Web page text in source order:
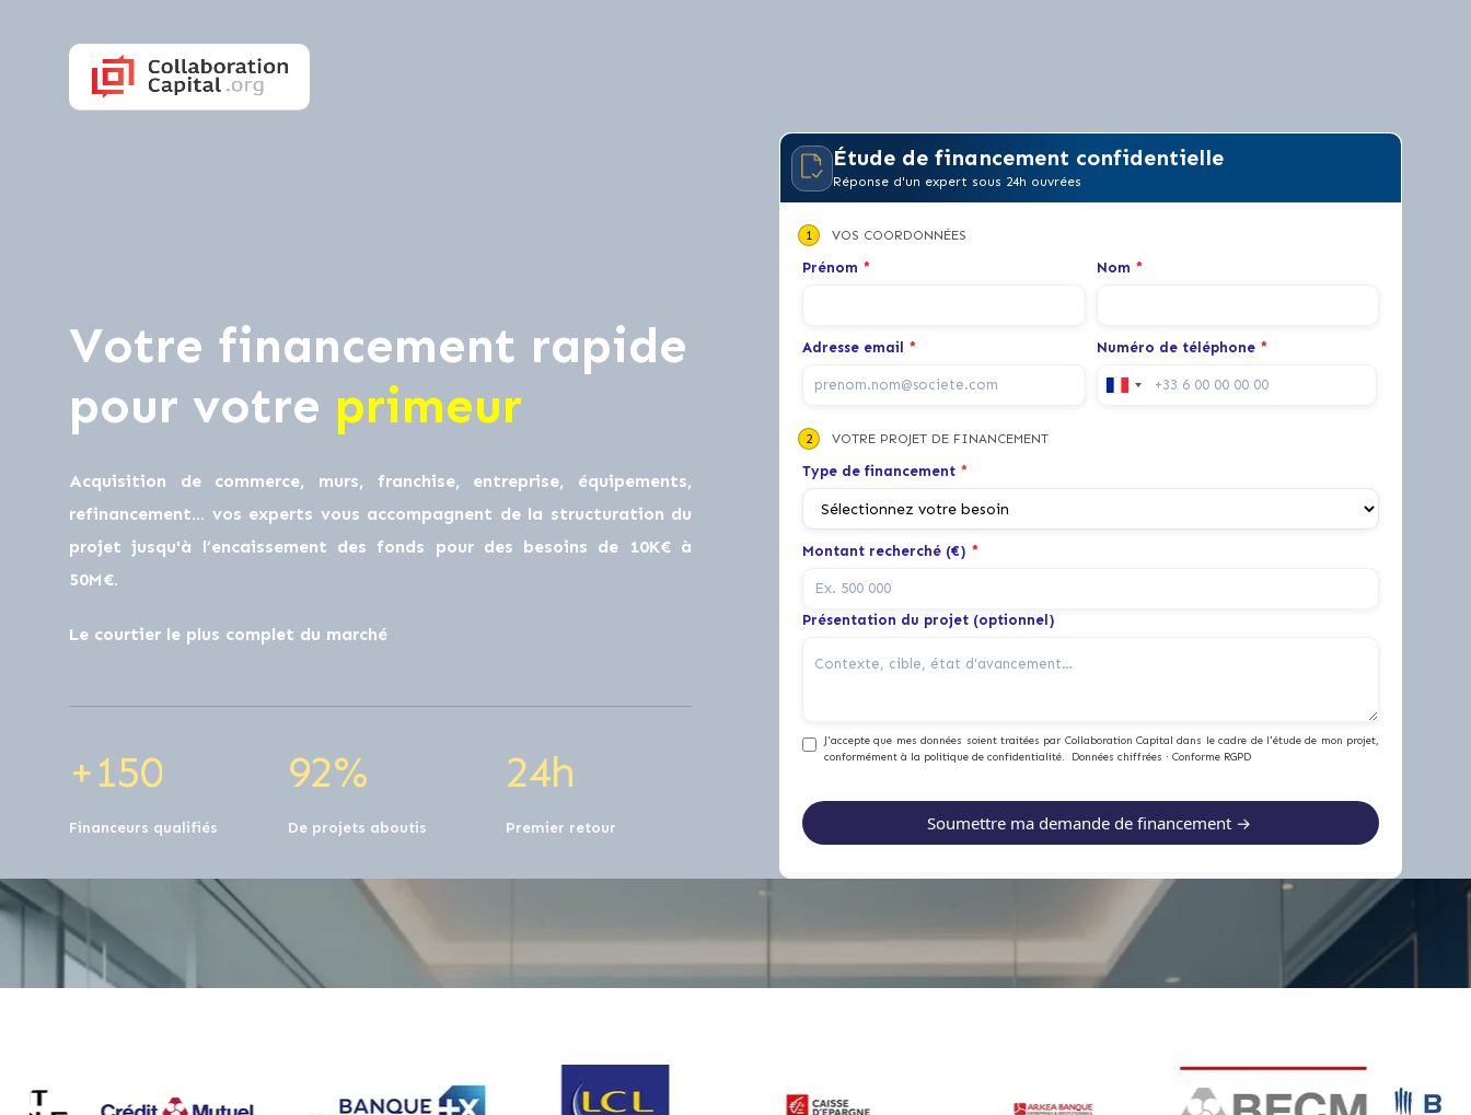
Votre financement rapide
pour votre primeur
Acquisition de commerce, murs, franchise, entreprise, équipements,
refinancement… vos experts vous accompagnent de la structuration du
projet jusqu'à l’encaissement des fonds pour des besoins de 10K€ à
50M€.
Le courtier le plus complet du marché
+
0
1
1
0
50
Financeurs qualifiés
0
9
0
2%
De projets aboutis
0
2
0
4h
Premier retour
Étude de financement confidentielle
Réponse d'un expert sous 24h ouvrées
1 VOS COORDONNÉES
Prénom * Nom *
Adresse email * Numéro de téléphone *
2 VOTRE PROJET DE FINANCEMENT
Type de financement *
Montant recherché (€) *
Présentation du projet (optionnel)
J'accepte que mes données soient traitées par Collaboration Capital dans le cadre de l'étude de mon projet,
conformément à la politique de confidentialité. Données chiffrées · Conforme RGPD